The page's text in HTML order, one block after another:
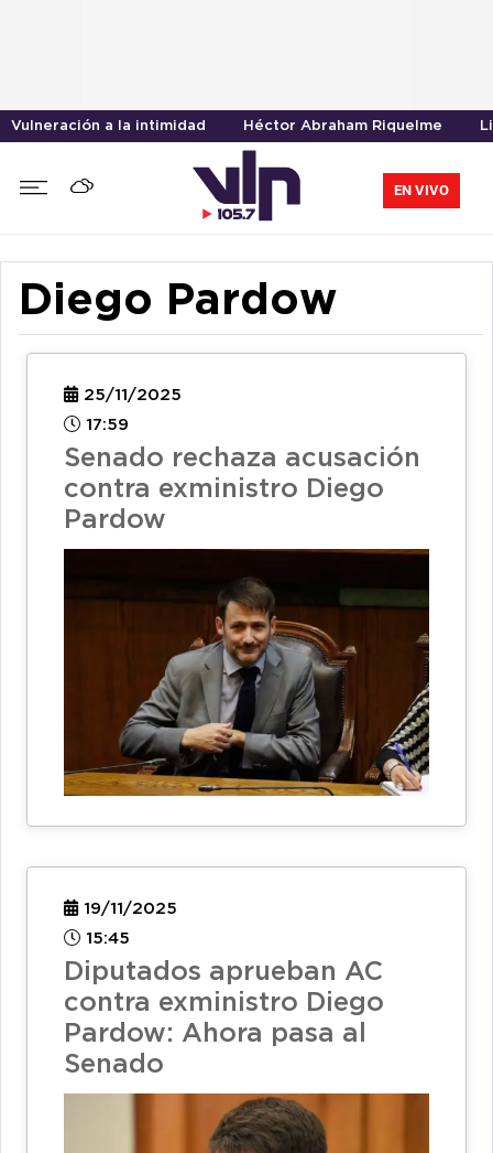
Vulneración a la intimidad Héctor Abraham Riquelme
EN VIVO
Diego Pardow
25/11/2025
17:59
Senado rechaza acusación
contra exministro Diego
Pardow
19/11/2025
15:45
Diputados aprueban AC
contra exministro Diego
Pardow: Ahora pasa al
Senado